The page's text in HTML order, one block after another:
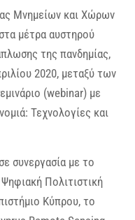
Μνημείων και Χώρων
μέτρα αυστηρού
της πανδημίας,
2020, μεταξύ των
(webinar) με
Τεχνολογίες και
συνεργασία με το
Πολιτιστική
Κύπρου, το